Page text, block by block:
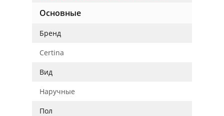
Основные
Бренд
Certina
Вид
Наручные
Пол